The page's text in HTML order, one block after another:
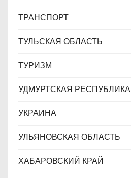
ТРАНСПОРТ
ТУЛЬСКАЯ ОБЛАСТЬ
ТУРИЗМ
УДМУРТСКАЯ РЕСПУБЛИКА
УКРАИНА
УЛЬЯНОВСКАЯ ОБЛАСТЬ
ХАБАРОВСКИЙ КРАЙ